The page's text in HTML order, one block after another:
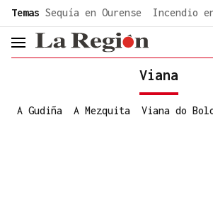
common.go-to-content
Temas Sequía en Ourense Incendio
header.menu.open
Viana
A Gudiña A Mezquita Viana do